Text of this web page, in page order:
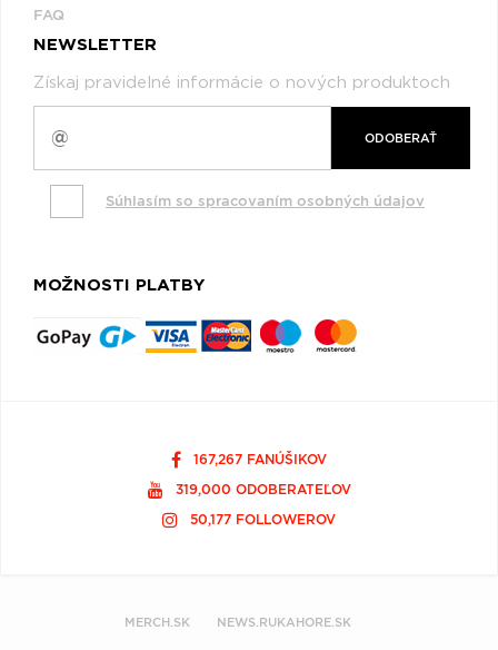
FAQ
NEWSLETTER
Získaj pravidelné informácie o nových produktoch
ODOBERAŤ
Súhlasím so spracovaním osobných údajov
MOŽNOSTI PLATBY
167,267 FANÚŠIKOV
319,000 ODOBERATEĽOV
50,177 FOLLOWEROV
MERCH.SK NEWS.RUKAHORE.SK